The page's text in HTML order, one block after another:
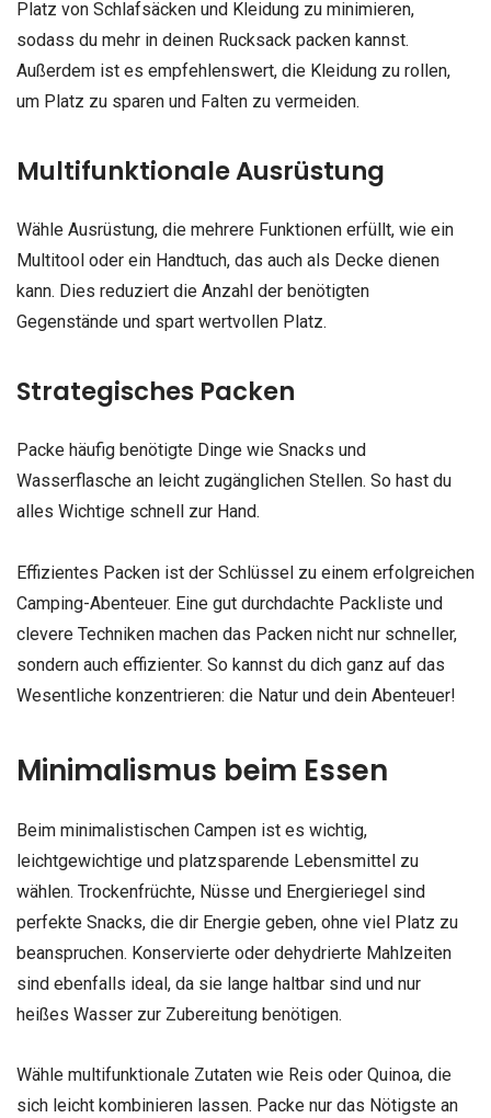
Platz von Schlafsäcken und Kleidung zu minimieren,
sodass du mehr in deinen Rucksack packen kannst.
Außerdem ist es empfehlenswert, die Kleidung zu rollen,
um Platz zu sparen und Falten zu vermeiden.
Multifunktionale Ausrüstung
Wähle Ausrüstung, die mehrere Funktionen erfüllt, wie ein
Multitool oder ein Handtuch, das auch als Decke dienen
kann. Dies reduziert die Anzahl der benötigten
Gegenstände und spart wertvollen Platz.
Strategisches Packen
Packe häufig benötigte Dinge wie Snacks und
Wasserflasche an leicht zugänglichen Stellen. So hast du
alles Wichtige schnell zur Hand.
Effizientes Packen ist der Schlüssel zu einem erfolgreichen
Camping-Abenteuer. Eine gut durchdachte Packliste und
clevere Techniken machen das Packen nicht nur schneller,
sondern auch effizienter. So kannst du dich ganz auf das
Wesentliche konzentrieren: die Natur und dein Abenteuer!
Minimalismus beim Essen
Beim minimalistischen Campen ist es wichtig,
leichtgewichtige und platzsparende Lebensmittel zu
wählen. Trockenfrüchte, Nüsse und Energieriegel sind
perfekte Snacks, die dir Energie geben, ohne viel Platz zu
beanspruchen. Konservierte oder dehydrierte Mahlzeiten
sind ebenfalls ideal, da sie lange haltbar sind und nur
heißes Wasser zur Zubereitung benötigen.
Wähle multifunktionale Zutaten wie Reis oder Quinoa, die
sich leicht kombinieren lassen. Packe nur das Nötigste an